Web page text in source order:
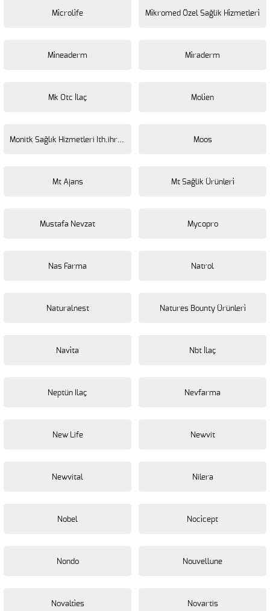
Mi̇croli̇fe Mi̇kromed Özel Sağlik Hi̇zmetleri̇
Mi̇neaderm Mi̇raderm
Mk Otc İlaç Moli̇en
Monitk Sağlık Hizmetleri Ith.ihr Tic Moos
Mt Ajans Mt Sağlik Ürünleri̇
Mustafa Nevzat Mycopro
Nas Farma Natrol
Naturalnest Natures Bounty Ürünleri̇
Navi̇ta Nbt İlaç
Neptün Ilaç Nevfarma
New Life Newvit
Newvital Nilera
Nobel Noci̇cept
Nondo Nouvellune
Novalti̇es Novartis